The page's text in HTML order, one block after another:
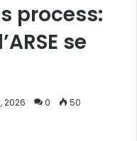
process:
se
2026 0
50